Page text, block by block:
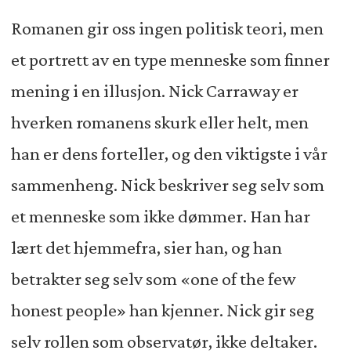
Romanen gir oss ingen politisk teori, men
et portrett av en type menneske som finner
mening i en illusjon. Nick Carraway er
hverken romanens skurk eller helt, men
han er dens forteller, og den viktigste i vår
sammenheng. Nick beskriver seg selv som
et menneske som ikke dømmer. Han har
lært det hjemmefra, sier han, og han
betrakter seg selv som «one of the few
honest people» han kjenner. Nick gir seg
selv rollen som observatør, ikke deltaker.